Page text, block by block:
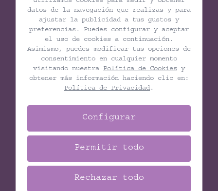
Woman Wellness
Contacto
C. Jesús Ferrer Jimeno, 10, 35010
+34 648 73 67 85
datos de la navegación que realizas y para
ajustar la publicidad a tus gustos y
preferencias. Puedes configurar y aceptar
el uso de cookies a continuación.
Asimismo, puedes modificar tus opciones de
consentimiento en cualquier momento
visitando nuestra Política de Cookies y
obtener más información haciendo clic en:
Política de Privacidad .
Configurar
Permitir todo
Rechazar todo